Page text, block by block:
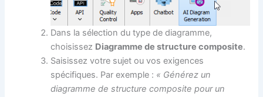
Dans la sélection du type de diagramme,
choisissez Diagramme de structure composite.
Saisissez votre sujet ou vos exigences
spécifiques. Par exemple : « Générez un
diagramme de structure composite pour un